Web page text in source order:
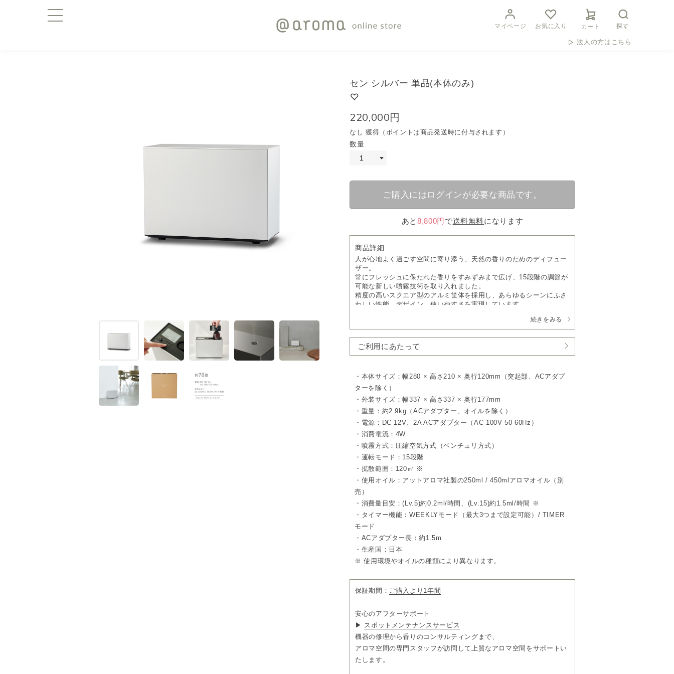
マイページ お気に入り カート 探す
法人の方はこちら
セン シルバー 単品(本体のみ)
220,000円
なし 獲得（ポイントは商品発送時に付与されます）
数量
ご購入にはログインが必要な商品です。
あと8,800円 で送料無料になります
商品詳細
人が心地よく過ごす空間に寄り添う、天然の香りのためのディフュー
ザー。
常にフレッシュに保たれた香りをすみずみまで広げ、15段階の調節が
可能な新しい噴霧技術を取り入れました。
精度の高いスクエア型のアルミ筐体を採用し、あらゆるシーンにふさ
わしい性能、デザイン、使いやすさを実現しています。
これまでのアットアロマのディフューザー史上、最も細かい粒子レベ
広い空間でも香りが滞らず、ムラなく自然に満ちていきます。
最新噴霧技術でフレッシュな香りが続く
オイルの酸化を最小限に抑える新しい噴霧技術を採用。
常にフレッシュでクリアな香りを楽しめます。
静音性と自在な設定で、快適に使える
従来品より約6dB静かで、体感的には約1.5倍の静けさ。
さらに最大3つのプログラム設定と15段階の濃度調整で、シーンに合
わせた使い方が可能です。
□デザイン
潔さと進化を感じるスクエアフォルムに、金属の重厚感と軽やかさを
あわせ持つ上質な質感を掛け合わせ、家電的ではない洗練された存在
感を実現。
ボトルキャップを置ける内部構造など細部の使い勝手にまで配慮しま
した。
暮らしに寄り添うニュートラルな4色展開。
□ネーミング
本体の直線的で端正なデザインから着想。
SCENT（香り）や SCENE（場面）、香りに対する感覚を想起させる
SENSE（センス）にも通じる響きを持っています。
ディフューザー本体×1、ACアダプター×1、アトマイザー×1、ロック
※オイルは別売りです。
続きをみる
ご利用にあたって
・本体サイズ：幅280 × 高さ210 × 奥行120mm（突起部、ACアダプ
ターを除く）
・外装サイズ：幅337 × 高さ337 × 奥行177mm
・重量：約2.9kg（ACアダプター、オイルを除く）
・電源：DC 12V、2A ACアダプター（AC 100V 50-60Hz）
・消費電流：4W
・噴霧方式：圧縮空気方式（ベンチュリ方式）
・運転モード：15段階
・拡散範囲：120㎡ ※
・使用オイル：アットアロマ社製の250ml / 450mlアロマオイル（別
売）
・消費量目安：(Lv.5)約0.2ml/時間、(Lv.15)約1.5ml/時間 ※
・タイマー機能：WEEKLYモード（最大3つまで設定可能）/ TIMER
モード
・ACアダプター長：約1.5m
・生産国：日本
※ 使用環境やオイルの種類により異なります。
保証期間： ご購入より1年間
安心のアフターサポート
▶ スポットメンテナンスサービス
機器の修理から香りのコンサルティングまで、
アロマ空間の専門スタッフが訪問して上質なアロマ空間をサポートい
たします。